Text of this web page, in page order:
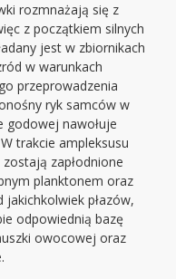
rozmnażają się z
z początkiem silnych
jest w zbiornikach
w warunkach
przeprowadzenia
ryk samców w
godowej nawołuje
trakcie ampleksusu
zapłodnione
planktonem oraz
płazów,
odpowiednią bazę
owocowej oraz